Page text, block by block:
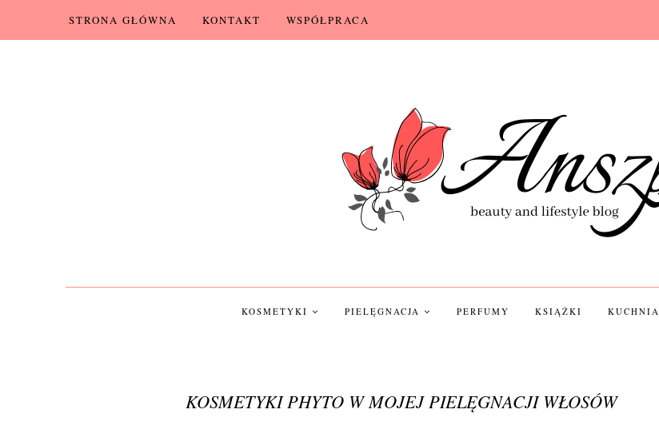
STRONA GŁÓWNA KONTAKT WSPÓŁPRACA
KOSMETYKI PIELĘGNACJA PERFUMY KSIĄŻKI KUCHNIA
KOSMETYKI PHYTO W MOJEJ PIELĘGNACJI WŁOSÓW